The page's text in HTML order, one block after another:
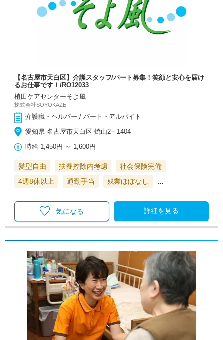
【名古屋市天白区】介護スタッフ/パート募集！笑顔と安心を届け
るお仕事です！/RO12033
植田ケアセンターそよ風
株式会社SOYOKAZE
介護職・ヘルパー / パート・アルバイト
愛知県 名古屋市天白区 焼山2－1404
時給 1,450円 ～ 1,600円
髪型自由 扶養控除内考慮
社会保険完備
4週8休以上
通勤手当 残業ほぼなし
詳細を見る
気になる